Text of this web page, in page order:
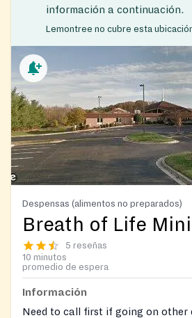
información a continuación.
Lemontree no cubre esta
Despensas (alimentos no preparados)
Breath of Life
5 reseñas
10 minutos
promedio de espera
Información
Need to call first if going on other